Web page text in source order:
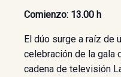
Comienzo: 13.00 h
El dúo surge a raíz de
celebración de la gala
cadena de televisión